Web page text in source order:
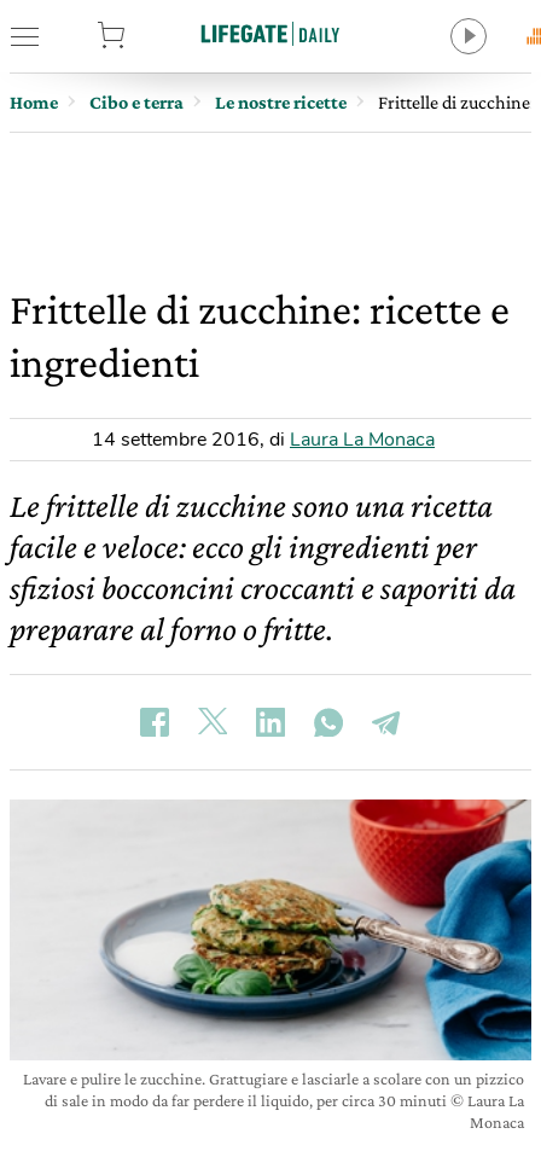
Home Cibo e terra Le nostre ricette Frittelle di
Frittelle di zucchine: ricette e
ingredienti
14 settembre 2016, di Laura La Monaca
Le frittelle di zucchine sono una ricetta
facile e veloce: ecco gli ingredienti per
sfiziosi bocconcini croccanti e saporiti da
preparare al forno o fritte.
Lavare e pulire le zucchine. Grattugiare e lasciarle a scolare con un pizzico
di sale in modo da far perdere il liquido, per circa 30 minuti © Laura La
Monaca